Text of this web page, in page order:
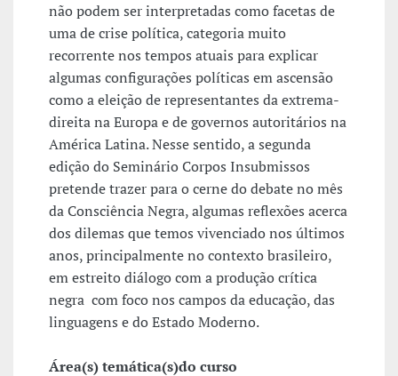
não podem ser interpretadas como facetas de
uma de crise política, categoria muito
recorrente nos tempos atuais para explicar
algumas configurações políticas em ascensão
como a eleição de representantes da extrema-
direita na Europa e de governos autoritários na
América Latina. Nesse sentido, a segunda
edição do Seminário Corpos Insubmissos
pretende trazer para o cerne do debate no mês
da Consciência Negra, algumas reflexões acerca
dos dilemas que temos vivenciado nos últimos
anos, principalmente no contexto brasileiro,
em estreito diálogo com a produção crítica
negra com foco nos campos da educação, das
linguagens e do Estado Moderno.
Área(s) temática(s)do curso